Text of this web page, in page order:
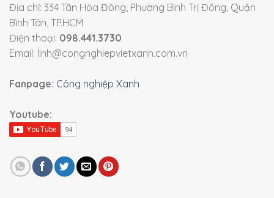
Địa chỉ: 334 Tân Hòa Đông, Phường Bình Trị Đông, Quận
Bình Tân, TP.HCM
Điện thoại: 098.441.3730
Email: linh@congnghiepvietxanh.com.vn
Fanpage: Công nghiệp Xanh
Youtube: